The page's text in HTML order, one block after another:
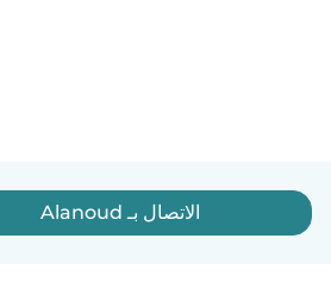
الاتصال بـ Alanoud